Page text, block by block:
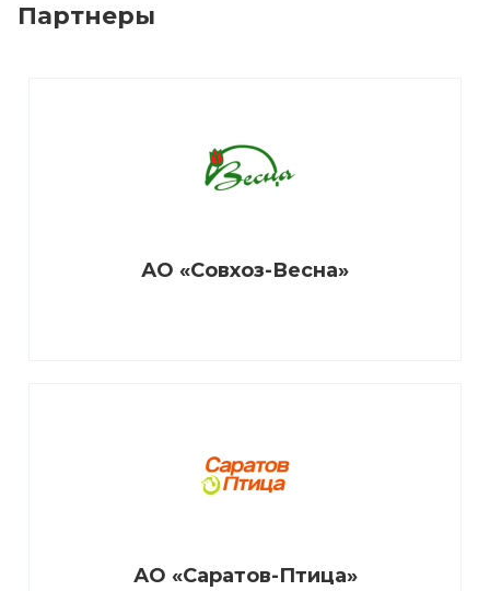
Партнеры
АО «Совхоз-Весна»
АО «Саратов-Птица»